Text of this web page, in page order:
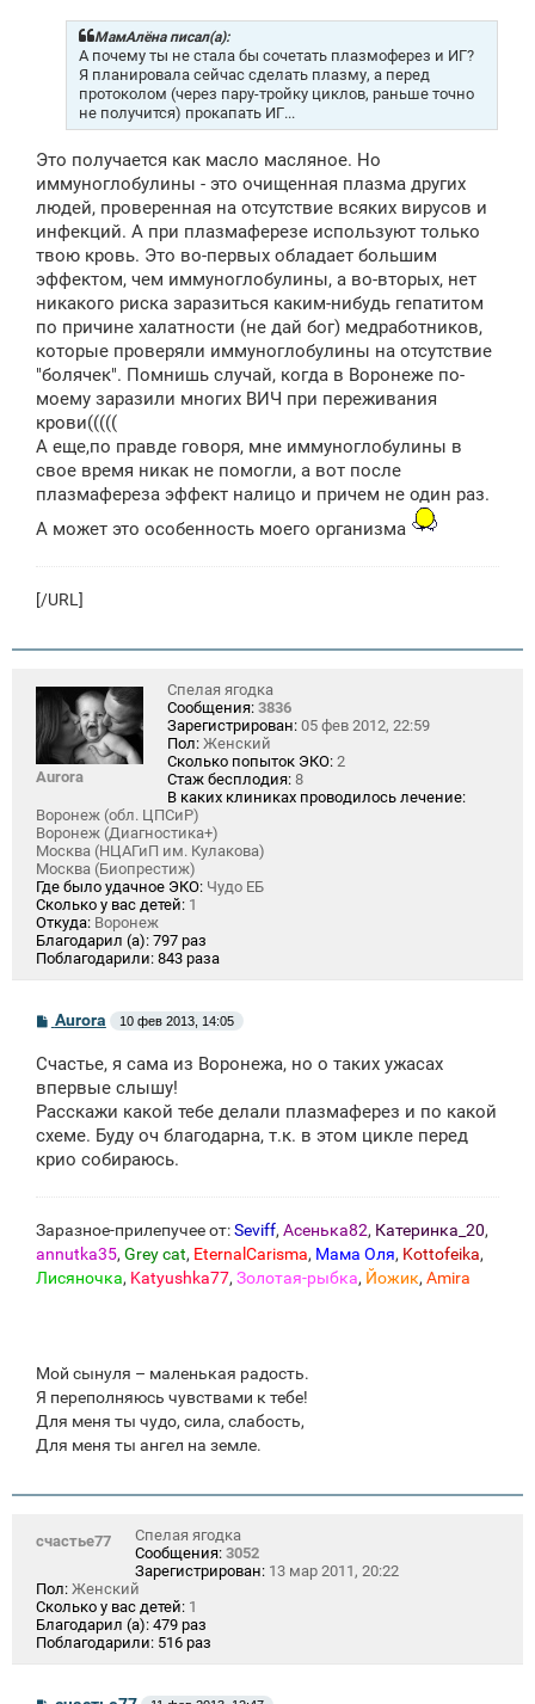
МамАлёна писал(а):
А почему ты не стала бы сочетать плазмоферез и ИГ?
Я планировала сейчас сделать плазму, а перед
протоколом (через пару-тройку циклов, раньше точно
не получится) прокапать ИГ...
Это получается как масло масляное. Но
иммуноглобулины - это очищенная плазма других
людей, проверенная на отсутствие всяких вирусов и
инфекций. А при плазмаферезе используют только
твою кровь. Это во-первых обладает большим
эффектом, чем иммуноглобулины, а во-вторых, нет
никакого риска заразиться каким-нибудь гепатитом
по причине халатности (не дай бог) медработников,
которые проверяли иммуноглобулины на отсутствие
"болячек". Помнишь случай, когда в Воронеже по-
моему заразили многих ВИЧ при переживания
крови(((((
А еще,по правде говоря, мне иммуноглобулины в
свое время никак не помогли, а вот после
плазмафереза эффект налицо и причем не один раз.
А может это особенность моего организма
[/URL]
Aurora
Спелая ягодка
Сообщения: 3836
Зарегистрирован: 05 фев 2012, 22:59
Пол: Женский
Сколько попыток ЭКО: 2
Стаж бесплодия: 8
В каких клиниках проводилось лечение:
Воронеж (обл. ЦПСиР)
Воронеж (Диагностика+)
Москва (НЦАГиП им. Кулакова)
Москва (Биопрестиж)
Где было удачное ЭКО: Чудо ЕБ
Сколько у вас детей: 1
Откуда: Воронеж
Благодарил (а): 797 раз
Поблагодарили: 843 раза
С
о
б
щ
н
и
Aurora 10 фев 2013, 14:05
Счастье, я сама из Воронежа, но о таких ужасах
впервые слышу!
Расскажи какой тебе делали плазмаферез и по какой
схеме. Буду оч благодарна, т.к. в этом цикле перед
крио собираюсь.
Заразное-прилепучее от:Seviff, Асенька82, Катеринка_20,
annutka35, Grey cat, EternalCarisma, Мама Оля, Kottofeika,
Лисяночка, Katyushka77, Золотая-рыбка, Йожик, Amira
Мой сынуля – маленькая радость.
Я переполняюсь чувствами к тебе!
Для меня ты чудо, сила, слабость,
Для меня ты ангел на земле.
счастье77
Спелая ягодка
Сообщения: 3052
Зарегистрирован: 13 мар 2011, 20:22
Пол: Женский
Сколько у вас детей: 1
Благодарил (а): 479 раз
Поблагодарили: 516 раз